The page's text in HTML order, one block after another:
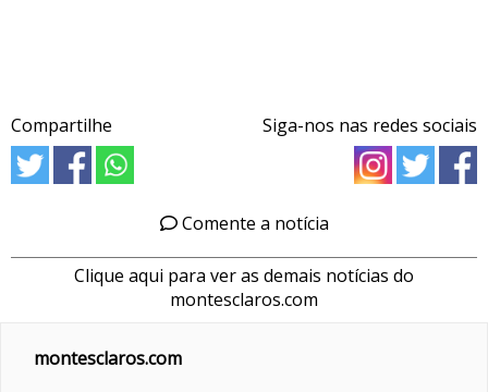
Compartilhe Siga-nos nas redes sociais
Comente a notícia
Clique aqui para ver as demais notícias do
montesclaros.com
montesclaros.com